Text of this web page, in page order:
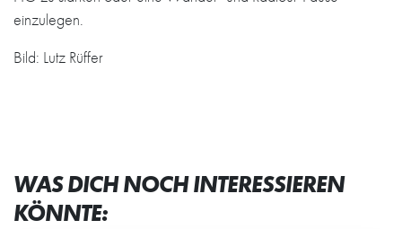
einzulegen.
Bild: Lutz Rüffer
WAS DICH NOCH INTERESSIEREN
KÖNNTE: